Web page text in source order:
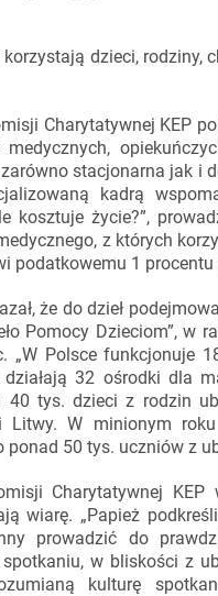
korzystają dzieci, rodziny,
Charytatywnej KEP
stacjonarna jak i
kadrą
kosztuje życie?”,
z których
podatkowemu 1
że do dzieł
Pomocy Dzieciom”, w
„W Polsce funkcjonuje
działają 32 ośrodki dla
40 tys. dzieci z rodzin
Litwy. W minionym
ponad 50 tys. uczniów z
Charytatywnej
wiarę. „Papież
prowadzić do
w bliskości z
kulturę